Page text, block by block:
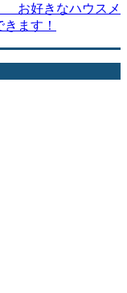
お好きなハウスメ
ます！